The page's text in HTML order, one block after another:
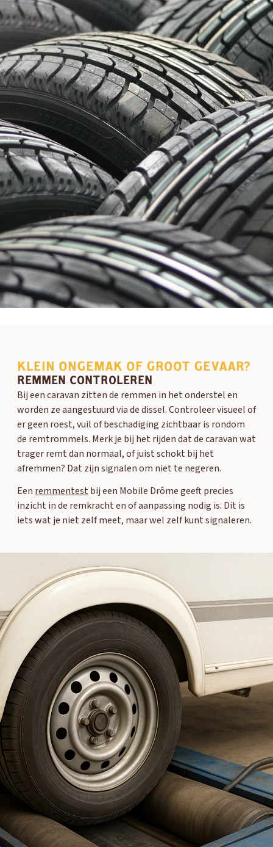
KLEIN ONGEMAK OF GROOT GEVAAR?
REMMEN CONTROLEREN
Bij een caravan zitten de remmen in het onderstel en
worden ze aangestuurd via de dissel. Controleer visueel of
er geen roest, vuil of beschadiging zichtbaar is rondom
de remtrommels. Merk je bij het rijden dat de caravan wat
trager remt dan normaal, of juist schokt bij het
afremmen? Dat zijn signalen om niet te negeren.
Een remmentestbij een Mobile Drôme geeft precies
inzicht in de remkracht en of aanpassing nodig is. Dit is
iets wat je niet zelf meet, maar wel zelf kunt signaleren.